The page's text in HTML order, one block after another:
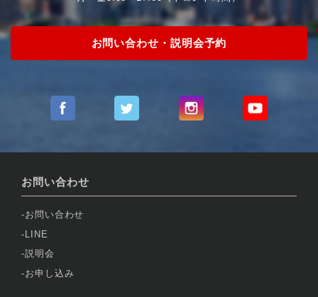
お問い合わせ・説明会予約
お問い合わせ
お問い合わせ
LINE
説明会
お申し込み